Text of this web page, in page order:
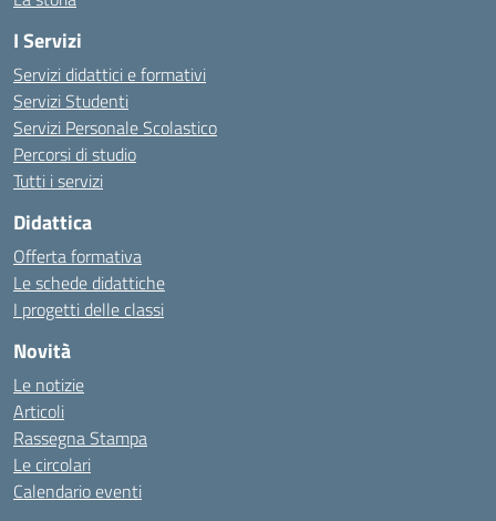
I Servizi
Servizi didattici e formativi
Servizi Studenti
Servizi Personale Scolastico
Percorsi di studio
Tutti i servizi
Didattica
Offerta formativa
Le schede didattiche
I progetti delle classi
Novità
Le notizie
Articoli
Rassegna Stampa
Le circolari
Calendario eventi